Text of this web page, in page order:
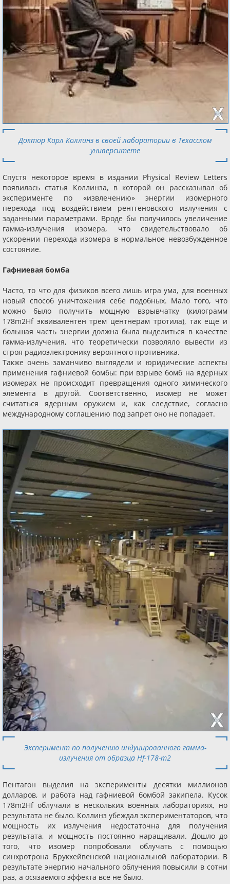
Доктор Карл Коллинз в своей лаборатории в Техасском
университете
Спустя некоторое время в издании Physical Review Letters
появилась статья Коллинза, в которой он рассказывал об
эксперименте по «извлечению» энергии изомерного
перехода под воздействием рентгеновского излучения с
заданными параметрами. Вроде бы получилось увеличение
гамма-излучения изомера, что свидетельствовало об
ускорении перехода изомера в нормальное невозбужденное
состояние.
Гафниевая бомба
Часто, то что для физиков всего лишь игра ума, для военных
новый способ уничтожения себе подобных. Мало того, что
можно было получить мощную взрывчатку (килограмм
178m2Hf эквивалентен трем центнерам тротила), так еще и
большая часть энергии должна была выделиться в качестве
гамма-излучения, что теоретически позволяло вывести из
строя радиоэлектронику вероятного противника.
Также очень заманчиво выглядели и юридические аспекты
применения гафниевой бомбы: при взрыве бомб на ядерных
изомерах не происходит превращения одного химического
элемента в другой. Соответственно, изомер не может
считаться ядерным оружием и, как следствие, согласно
международному соглашению под запрет оно не попадает.
Эксперимент по получению индуцированного гамма-
излучения от образца Hf-178-m2
Пентагон выделил на эксперименты десятки миллионов
долларов, и работа над гафниевой бомбой закипела. Кусок
178m2Hf облучали в нескольких военных лабораториях, но
результата не было. Коллинз убеждал экспериментаторов, что
мощность их излучения недостаточна для получения
результата, и мощность постоянно наращивали. Дошло до
того, что изомер попробовали облучать с помощью
синхротрона Брукхейвенской национальной лаборатории. В
результате энергию начального облучения повысили в сотни
раз, а осязаемого эффекта все не было.